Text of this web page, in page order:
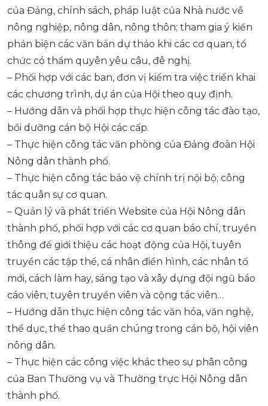
của Đảng, chính sách, pháp luật của Nhà nước về
nông nghiệp, nông dân, nông thôn; tham gia ý kiến
phản biện các văn bản dự thảo khi các cơ quan, tổ
chức có thẩm quyên yêu câu, đê nghị.
– Phối hợp với các ban, đơn vị kiểm tra việc triển khai
các chương trình, dự án của Hội theo quy định.
– Hướng dẫn và phối hợp thực hiện công tác đào tạo,
bồi dưỡng cán bộ Hội các cấp.
– Thực hiện công tác văn phòng của Đảng đoàn Hội
Nông dân thành phố.
– Thực hiện công tác bảo vệ chính trị nội bộ; công
tác quân sự cơ quan.
– Quản lý và phát triển Website của Hội Nông dân
thành phố, phối hợp với các cơ quan báo chí, truyền
thông để giới thiệu các hoạt động của Hội, tuyên
truyền các tập thể, cá nhân điển hình, các nhân tố
mới, cách làm hay, sáng tạo và xây dựng đội ngũ báo
cáo viên, tuyên truyền viên và cộng tác viên…
– Hướng dẫn thực hiện công tác văn hóa, văn nghệ,
thể dục, thể thao quần chúng trong cán bộ, hội viên
nông dân.
– Thực hiện các công việc khác theo sự phân công
của Ban Thường vụ và Thường trực Hội Nông dân
thành phố.